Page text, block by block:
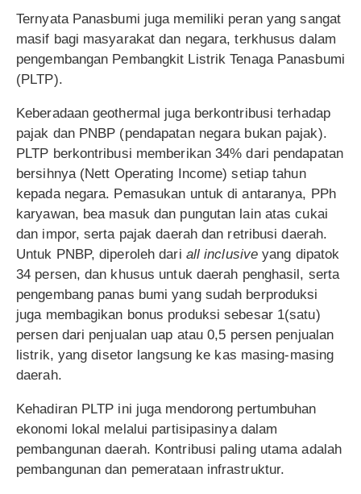
Ternyata Panasbumi juga memiliki peran yang sangat
masif bagi masyarakat dan negara, terkhusus dalam
pengembangan Pembangkit Listrik Tenaga Panasbumi
(PLTP).
Keberadaan geothermal juga berkontribusi terhadap
pajak dan PNBP (pendapatan negara bukan pajak).
PLTP berkontribusi memberikan 34% dari pendapatan
bersihnya (Nett Operating Income) setiap tahun
kepada negara. Pemasukan untuk di antaranya, PPh
karyawan, bea masuk dan pungutan lain atas cukai
dan impor, serta pajak daerah dan retribusi daerah.
Untuk PNBP, diperoleh dari all inclusive yang dipatok
34 persen, dan khusus untuk daerah penghasil, serta
pengembang panas bumi yang sudah berproduksi
juga membagikan bonus produksi sebesar 1(satu)
persen dari penjualan uap atau 0,5 persen penjualan
listrik, yang disetor langsung ke kas masing-masing
daerah.
Kehadiran PLTP ini juga mendorong pertumbuhan
ekonomi lokal melalui partisipasinya dalam
pembangunan daerah. Kontribusi paling utama adalah
pembangunan dan pemerataan infrastruktur.